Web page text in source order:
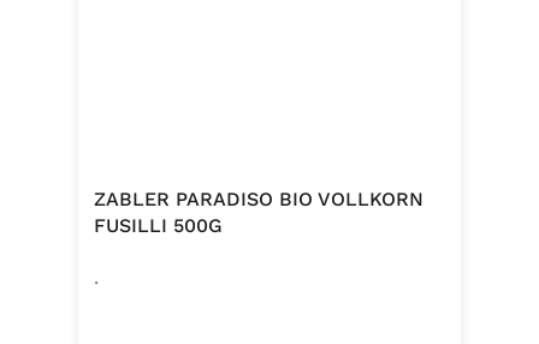
ZABLER PARADISO BIO VOLLKORN
FUSILLI 500G
.